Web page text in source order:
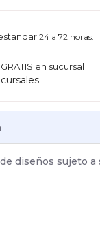
diseños sujeto a
24 a 72 horas.
en sucursal